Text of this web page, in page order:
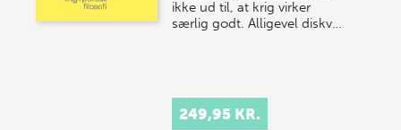
ikke ud til, at krig virker
særlig godt. Alligevel diskv…
249,95 KR.